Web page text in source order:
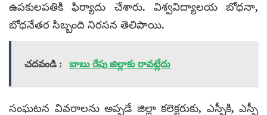
ఉపకులపతికి ఫిర్యాదు చేశారు. విశ్వవిద్యాలయ బోధనా,
బోధనేతర సిబ్బంది నిరసన తెలిపాయి.
చదవండి : బాబు రేపు జిల్లాకు రావట్లేదు
సంఘటన వివరాలను అప్పడే జిల్లా కలెక్టరుకు, ఎస్పీకి, ఎస్సీ